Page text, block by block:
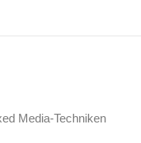
Media-Techniken